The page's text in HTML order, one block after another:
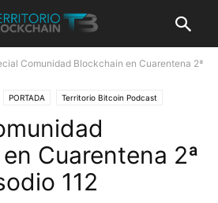
Comunidad Blockchain en Cuarentena 2ª
PORTADA Territorio Bitcoin Podcast
Cuarentena 2ª
112